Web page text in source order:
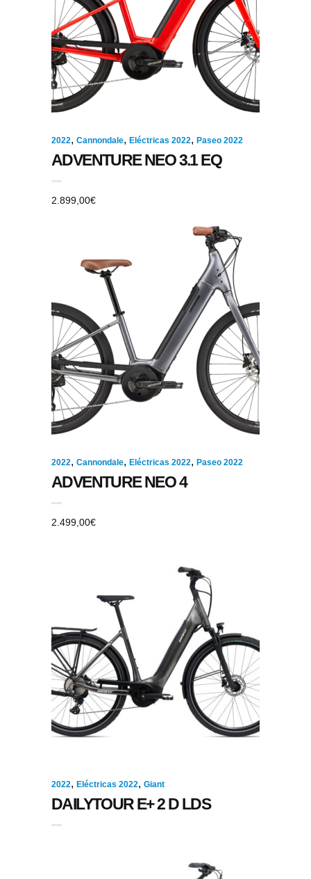
2022, Cannondale, Eléctricas 2022, Paseo 2022
ADVENTURE NEO 3.1 EQ
2.899,00€
2022, Cannondale, Eléctricas 2022, Paseo 2022
ADVENTURE NEO 4
2.499,00€
2022, Eléctricas 2022, Giant
DAILYTOUR E+ 2 D LDS